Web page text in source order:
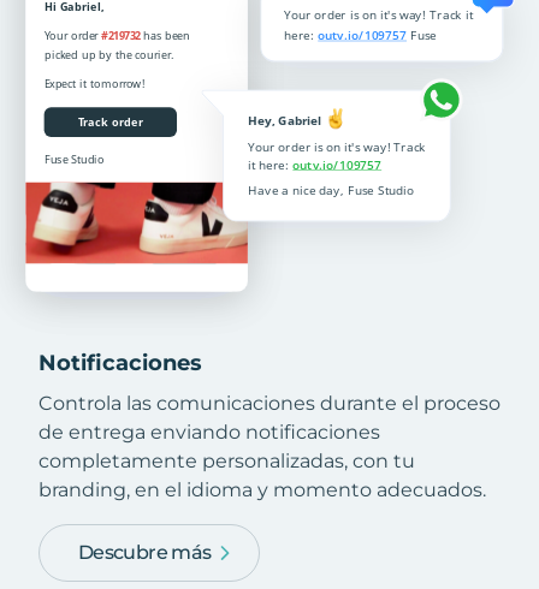
Notificaciones
Controla las comunicaciones durante el proceso
de entrega enviando notificaciones
completamente personalizadas, con tu
branding, en el idioma y momento adecuados.
Descubre más